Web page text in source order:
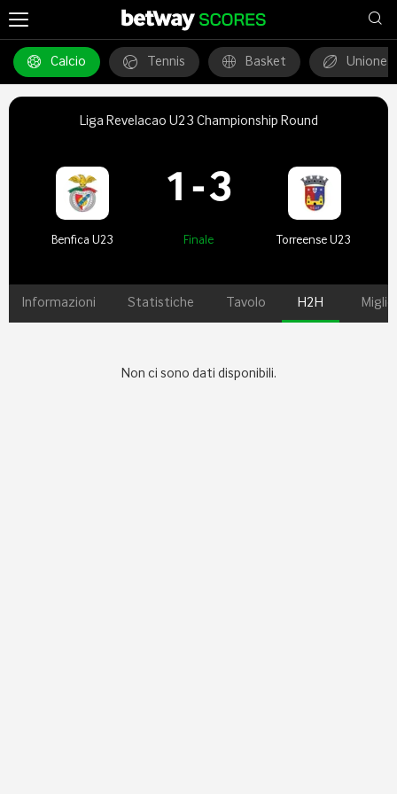
Calcio Tennis Basket Unione
Liga Revelacao U23 Championship Round
Benfica U23
1 -3
Finale Torreense U23
Informazioni Statistiche Tavolo H2H
Non ci sono dati disponibili.